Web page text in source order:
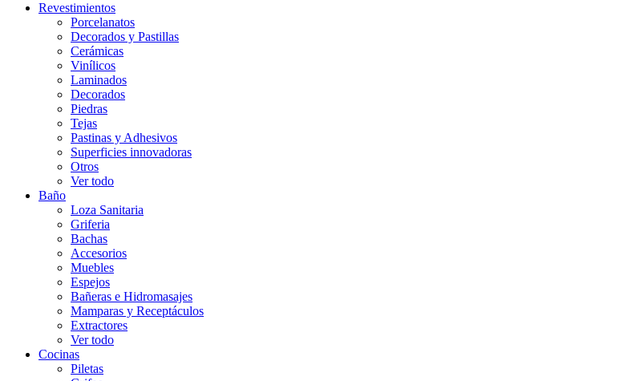
Revestimientos
Porcelanatos
Decorados y Pastillas
Cerámicas
Vinílicos
Laminados
Decorados
Piedras
Tejas
Pastinas y Adhesivos
Superficies innovadoras
Otros
Ver todo
Baño
Loza Sanitaria
Griferia
Bachas
Accesorios
Muebles
Espejos
Bañeras e Hidromasajes
Mamparas y Receptáculos
Extractores
Ver todo
Cocinas
Piletas